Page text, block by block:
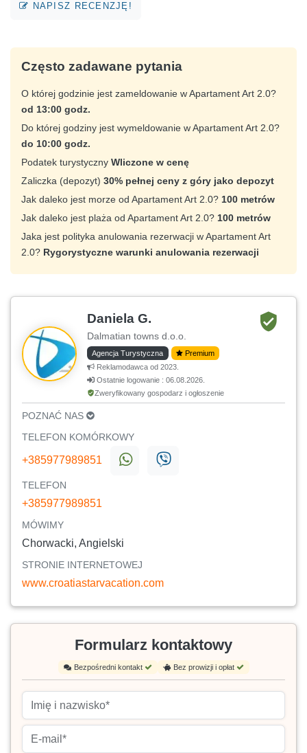
NAPISZ RECENZJĘ!
Często zadawane pytania
O której godzinie jest zameldowanie w Apartament Art 2.0?
od 13:00 godz.
Do której godziny jest wymeldowanie w Apartament Art 2.0?
do 10:00 godz.
Podatek turystyczny Wliczone w cenę
Zaliczka (depozyt) 30% pełnej ceny z góry jako depozyt
Jak daleko jest morze od Apartament Art 2.0? 100 metrów
Jak daleko jest plaża od Apartament Art 2.0? 100 metrów
Jaka jest polityka anulowania rezerwacji w Apartament Art
2.0? Rygorystyczne warunki anulowania rezerwacji
Daniela G.
Dalmatian towns d.o.o.
Agencja Turystyczna
Premium
Reklamodawca od 2023.
Ostatnie logowanie : 06.08.2026.
Zweryfikowany gospodarz i ogłoszenie
POZNAĆ NAS
TELEFON KOMÓRKOWY
+385977989851
TELEFON
+385977989851
MÓWIMY
Chorwacki, Angielski
STRONIE INTERNETOWEJ
www.croatiastarvacation.com
Formularz kontaktowy
Bezpośredni kontakt Bez prowizji i opłat